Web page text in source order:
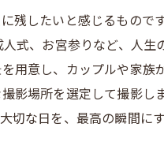
残したいと感じるもの
式、お宮参りなど、人
用意し、カップルや家
影場所を選定して撮影
切な日を、最高の瞬間に